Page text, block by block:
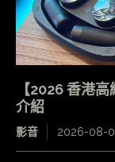
【2026 香港
介紹
影音 2026-08-